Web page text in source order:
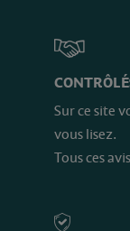
Sur ce site
vous lisez.
Tous ces